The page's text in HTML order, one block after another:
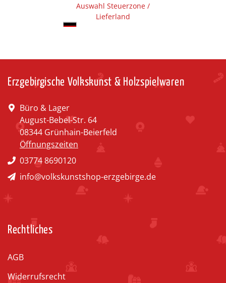
Auswahl Steuerzone /
Lieferland
Erzgebirgische Volkskunst & Holzspielwaren
Büro & Lager
August-Bebel-Str. 64
08344 Grünhain-Beierfeld
Öffnungszeiten
03774 8690120
info@volkskunstshop-erzgebirge.de
Rechtliches
AGB
Widerrufsrecht